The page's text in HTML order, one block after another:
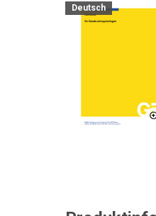
Deutsch